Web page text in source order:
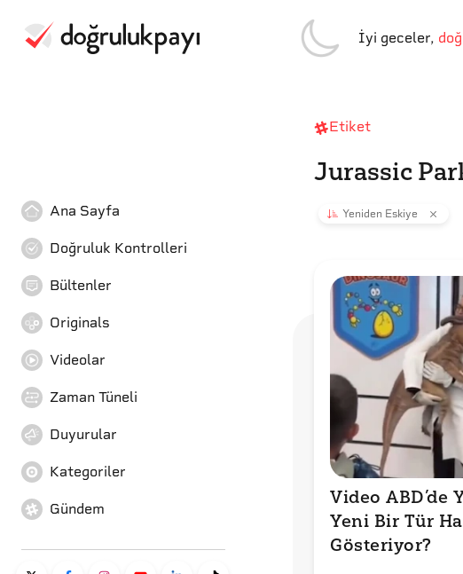
İyi geceler,
Ana Sayfa
Doğruluk Kontrolleri
Bültenler
Originals
Videolar
Zaman Tüneli
Duyurular
Kategoriler
Gündem
Etiket
Jurassic
Yeniden Eskiye
Video ABD’de
Yeni Bir Tür
Gösteriyor?